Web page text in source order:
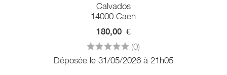
Calvados
14000 Caen
180,00 €
(0)
Déposée le 31/05/2026 à 21h05